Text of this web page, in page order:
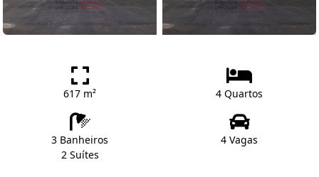
617 m² 4 Quartos
3 Banheiros
2 Suítes
4 Vagas